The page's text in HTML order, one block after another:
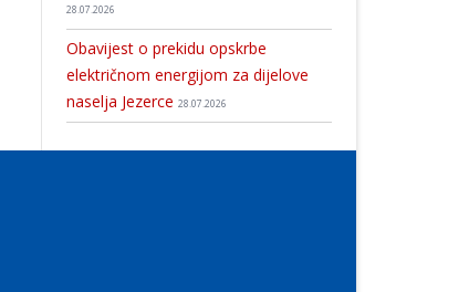
28.07.2026
Obavijest o prekidu opskrbe
električnom energijom za dijelove
naselja Jezerce 28.07.2026